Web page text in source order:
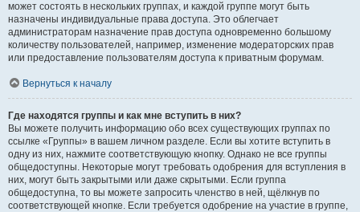
может состоять в нескольких группах, и каждой группе могут быть
назначены индивидуальные права доступа. Это облегчает
администраторам назначение прав доступа одновременно большому
количеству пользователей, например, изменение модераторских прав
или предоставление пользователям доступа к приватным форумам.
Вернуться к началу
Где находятся группы и как мне вступить в них?
Вы можете получить информацию обо всех существующих группах по
ссылке «Группы» в вашем личном разделе. Если вы хотите вступить в
одну из них, нажмите соответствующую кнопку. Однако не все группы
общедоступны. Некоторые могут требовать одобрения для вступления в
них, могут быть закрытыми или даже скрытыми. Если группа
общедоступна, то вы можете запросить членство в ней, щёлкнув по
соответствующей кнопке. Если требуется одобрение на участие в группе,